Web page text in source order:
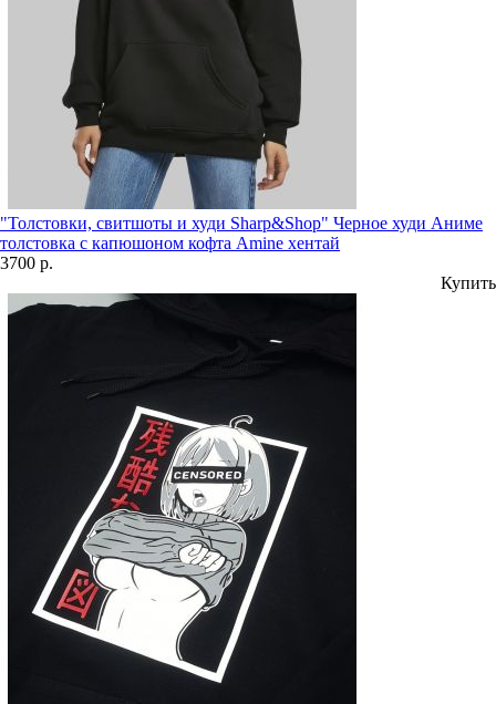
"Толстовки, свитшоты и худи Sharp&Shop" Черное худи Аниме
толстовка с капюшоном кофта Amine хентай
3700 р.
Купить